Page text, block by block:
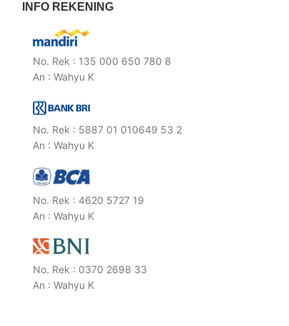
INFO REKENING
No. Rek : 135 000 650 780 8
An : Wahyu K
No. Rek : 5887 01 010649 53 2
An : Wahyu K
No. Rek : 4620 5727 19
An : Wahyu K
No. Rek : 0370 2698 33
An : Wahyu K